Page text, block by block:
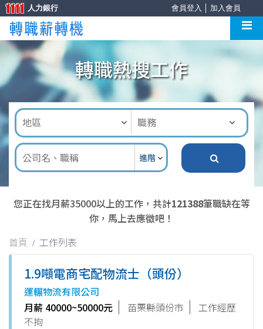
會員登入 加入會員
人力銀行
轉職熱搜工作
進階
您正在找月薪35000以上的工作，共計121388筆職缺在等
你，馬上去應徵吧！
首頁
工作列表
1.9噸電商宅配物流士（頭份）
運輾物流有限公司
月薪 40000~50000元
苗栗縣頭份市
工作經歷
不拘